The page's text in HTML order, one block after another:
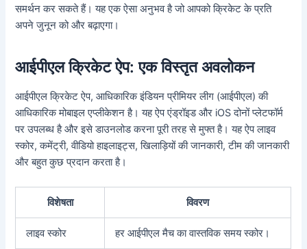
समर्थन कर सकते हैं। यह एक ऐसा अनुभव है जो आपको क्रिकेट के प्रति
अपने जुनून को और बढ़ाएगा।
आईपीएल क्रिकेट ऐप: एक विस्तृत अवलोकन
आईपीएल क्रिकेट ऐप, आधिकारिक इंडियन प्रीमियर लीग (आईपीएल) की
आधिकारिक मोबाइल एप्लीकेशन है। यह ऐप एंड्रॉइड और iOS दोनों प्लेटफॉर्म
पर उपलब्ध है और इसे डाउनलोड करना पूरी तरह से मुफ्त है। यह ऐप लाइव
स्कोर, कमेंट्री, वीडियो हाइलाइट्स, खिलाड़ियों की जानकारी, टीम की जानकारी
और बहुत कुछ प्रदान करता है।
विशेषता विवरण
लाइव स्कोर हर आईपीएल मैच का वास्तविक समय स्कोर।